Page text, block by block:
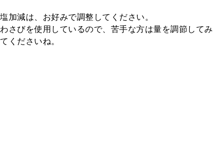
塩加減は、お好みで調整してください。
わさびを使用しているので、苦手な方は量を調節してみ
てくださいね。